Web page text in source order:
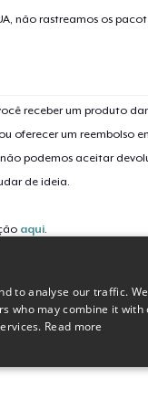
não rastreamos os
receber um produto
oferecer um reembolso
podemos aceitar
de ideia.
aqui.
to analyse our traffic.
who may combine it
Read more